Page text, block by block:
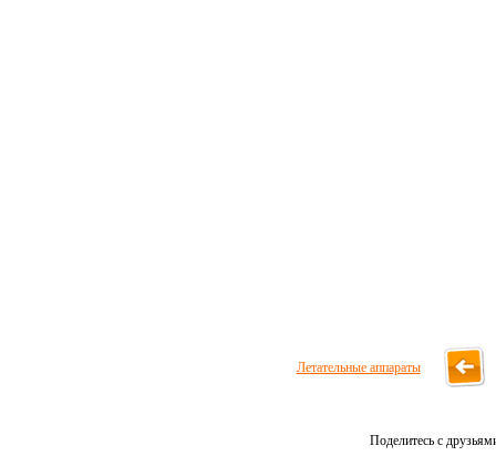
Летательные аппараты
Поделитесь с